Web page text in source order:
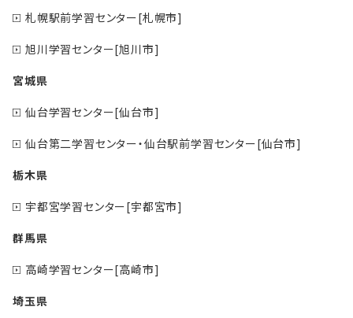
札幌駅前学習センター[札幌市]
旭川学習センター[旭川市]
宮城県
仙台学習センター[仙台市]
仙台第二学習センター・仙台駅前学習センター[仙台市]
栃木県
宇都宮学習センター[宇都宮市]
群馬県
高崎学習センター[高崎市]
埼玉県